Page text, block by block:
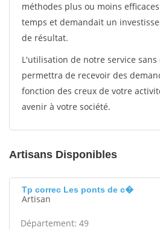
méthodes plus ou moins
temps et demandait un
de résultat.
L'utilisation de notre service sans
permettra de recevoir des
fonction des creux de votre
avenir à votre société.
Artisans Disponibles
Tp correc Les ponts de c�
Artisan
Département: 49